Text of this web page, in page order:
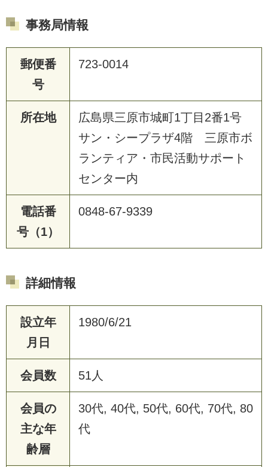
事務局情報
郵便番
号
723-0014
所在地
広島県三原市城町1丁目2番1号
サン・シープラザ4階 三原市ボ
ランティア・市民活動サポート
センター内
電話番
号（1）
0848-67-9339
詳細情報
設立年
月日
1980/6/21
会員数 51人
会員の
主な年
齢層
30代, 40代, 50代, 60代, 70代, 80
代